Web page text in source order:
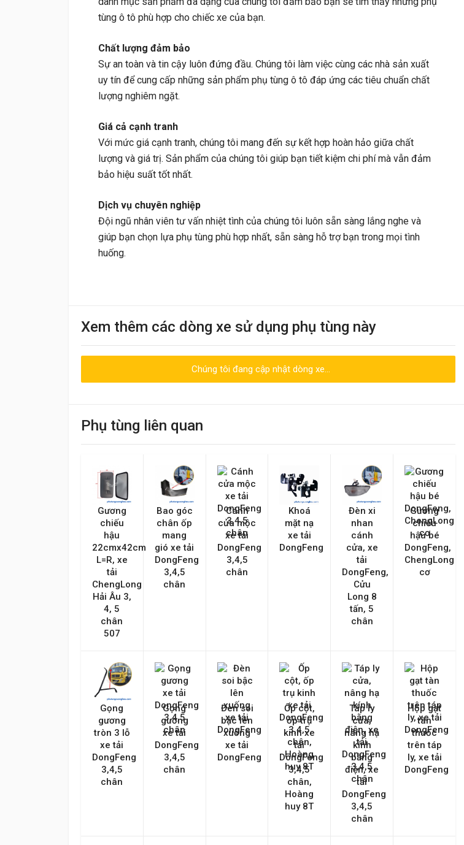
tùng ô tô phù hợp cho chiếc xe của bạn.
Chất lượng đảm bảo
Sự an toàn và tin cậy luôn đứng đầu. Chúng tôi làm việc cùng các nhà sản xuất
uy tín để cung cấp những sản phẩm phụ tùng ô tô đáp ứng các tiêu chuẩn chất
lượng nghiêm ngặt.
Giá cả cạnh tranh
Với mức giá cạnh tranh, chúng tôi mang đến sự kết hợp hoàn hảo giữa chất
lượng và giá trị. Sản phẩm của chúng tôi giúp bạn tiết kiệm chi phí mà vẫn đảm
bảo hiệu suất tốt nhất.
Dịch vụ chuyên nghiệp
Đội ngũ nhân viên tư vấn nhiệt tình của chúng tôi luôn sẵn sàng lắng nghe và
giúp bạn chọn lựa phụ tùng phù hợp nhất, sẵn sàng hỗ trợ bạn trong mọi tình
huống.
09:30 20/06/2023
Nhân viên nhiệt tình, giao hàng nhanh
Viết đánh giá
Điểm đánh giá Tên của bạn
Nội dung
Gửi lên
Xem thêm các dòng xe sử dụng phụ tùng này
Chúng tôi đang cập nhật dòng xe...
Phụ tùng liên quan
Gương
chiếu
hậu
22cmx42cm
L=R, xe
tải
ChengLong
Hải Âu 3,
4, 5
chân
507
Bao góc
chân ốp
mang
gió xe tải
DongFeng
3,4,5
chân
Cánh
cửa mộc
xe tải
DongFeng
3,4,5
chân
Khoá
mặt nạ
xe tải
DongFeng
Đèn xi
nhan
cánh
cửa, xe
tải
DongFeng,
Cửu
Long 8
tấn, 5
chân
Gương
chiếu
hậu bé
DongFeng,
ChengLong
cơ
Gọng
gương
tròn 3 lỗ
xe tải
DongFeng
3,4,5
chân
Gọng
gương
xe tải
DongFeng
3,4,5
chân
Đèn soi
bậc lên
xuống
xe tải
DongFeng
Ốp cột,
ốp trụ
kinh xe
tải
DongFeng
3,4,5
chân,
Hoàng
huy 8T
Táp ly
cửa,
nâng hạ
kính
bằng
điện, xe
tải
DongFeng
3,4,5
chân
Hộp gạt
tàn
thuốc
trên táp
ly, xe tải
DongFeng